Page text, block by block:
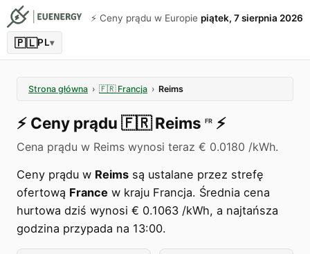
⚡️ Ceny prądu w Europie piątek, 7 sierpnia 2026
🇵🇱PL▾
Strona główna › 🇫🇷 Francja › Reims
⚡️ Ceny prądu 🇫🇷 Reims FR ⚡️
Cena prądu w Reims wynosi teraz € 0.0180 /kWh.
Ceny prądu w Reims są ustalane przez strefę
ofertową France w kraju Francja. Średnia cena
hurtowa dziś wynosi € 0.1063 /kWh, a najtańsza
godzina przypada na 13:00.